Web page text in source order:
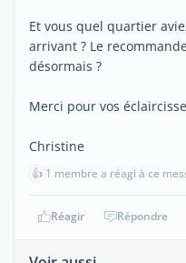
Et vous quel quartier
arrivant ? Le
désormais ?
Merci pour vos
Christine
👍 1 membre a réagi à ce
Réagir Répondre